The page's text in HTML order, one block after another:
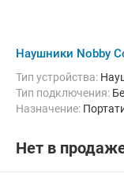
Наушники Nobby
Тип устройства:
Тип подключения:
Назначение:
Нет в